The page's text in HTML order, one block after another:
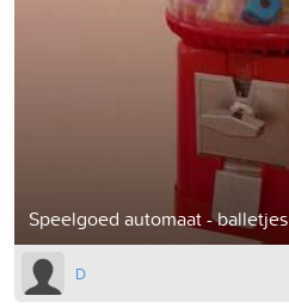
Speelgoed automaat - balletjes
D